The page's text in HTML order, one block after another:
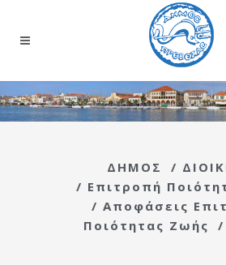
ΔΗΜΟΣ /
/ Επιτροπή
/ Αποφάσεις
Ποιότητας Ζωής
/